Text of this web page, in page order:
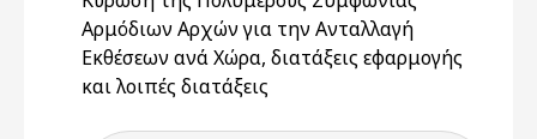
Αρμόδιων Αρχών για την Ανταλλαγή
Εκθέσεων ανά Χώρα, διατάξεις εφαρμογής
και λοιπές διατάξεις